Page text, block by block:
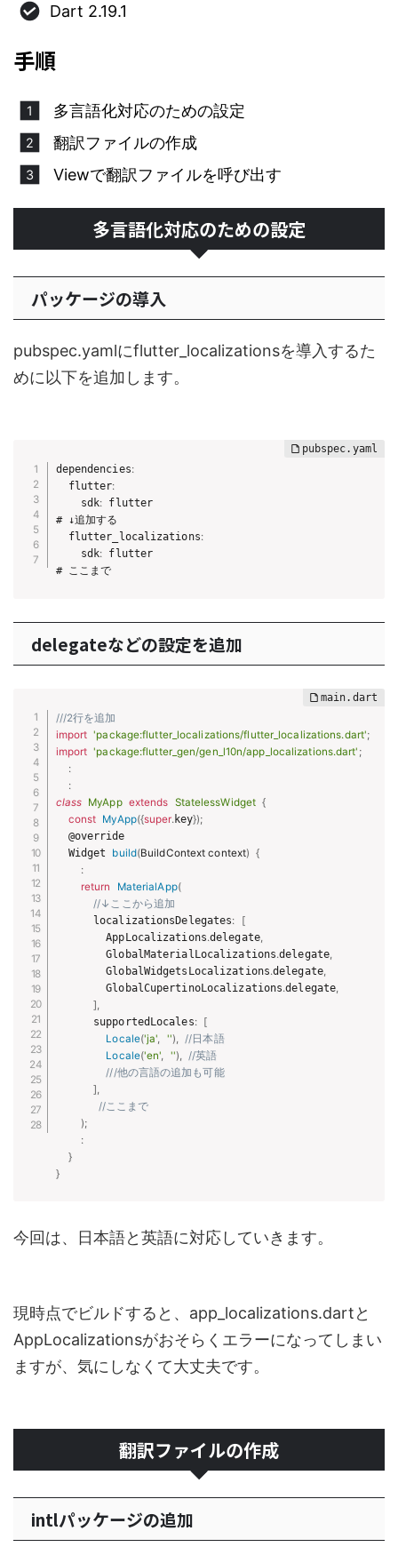
Dart 2.19.1
手順
多言語化対応のための設定
翻訳ファイルの作成
Viewで翻訳ファイルを呼び出す
多言語化対応のための設定
パッケージの導入
pubspec.yamlにflutter_localizationsを導入するた
めに以下を追加します。
dependencies:
  flutter
:
    sdk
: flutter
# ↓追加する
  flutter_localizations
:
    sdk
: flutter
# ここまで
delegateなどの設定を追加
///2行を追加
import 'package:flutter_localizations/flutter_localizations.dart';
import 'package:flutter_gen/gen_l10n/app_localizations.dart' ;
:
:
class MyApp extends StatelessWidget {
const MyApp({super. key});
  @override
  Widget
build(BuildContext context) {
:
return
MaterialApp(
//↓ここから追加
      localizationsDelegates
:
[
        AppLocalizations
.delegate,
        GlobalMaterialLocalizations
.delegate,
        GlobalWidgetsLocalizations
.delegate,
        GlobalCupertinoLocalizations
.delegate
]
      supportedLocales
: [
Locale('ja' '')
//日本語
Locale('en' '')
//英語
///他の言語の追加も可能
]
//ここまで
);
:
}
}
今回は、日本語と英語に対応していきます。
現時点でビルドすると、app_localizations.dartと
AppLocalizationsがおそらくエラーになってしまい
ますが、気にしなくて大丈夫です。
翻訳ファイルの作成
intlパッケージの追加